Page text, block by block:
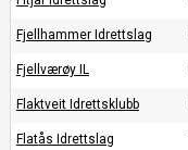
Fjellhammer Idrettslag
Fjellværøy IL
Flaktveit Idrettsklubb
Flatås Idrettslag